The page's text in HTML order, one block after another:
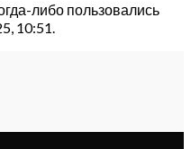
либо пользовались
10:51.